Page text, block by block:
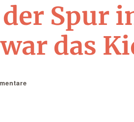
Spur
das